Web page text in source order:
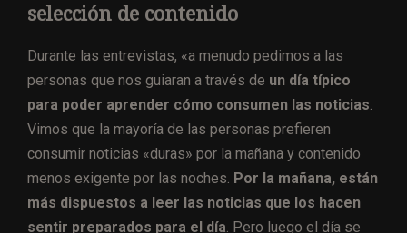
selección de contenido
Durante las entrevistas, «a menudo pedimos a las
personas que nos guiaran a través de un día típico
para poder aprender cómo consumen las noticias.
Vimos que la mayoría de las personas prefieren
consumir noticias «duras» por la mañana y contenido
menos exigente por las noches. Por la mañana, están
más dispuestos a leer las noticias que los hacen
sentir preparados para el día. Pero luego el día se